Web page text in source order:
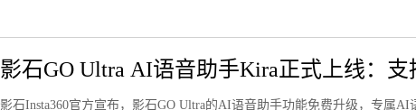
影石GO Ultra AI语音助手Kira正式上线：支
问答
影石Insta360官方宣布，影石GO Ultra的AI语音助手功能免费升级，专属AI